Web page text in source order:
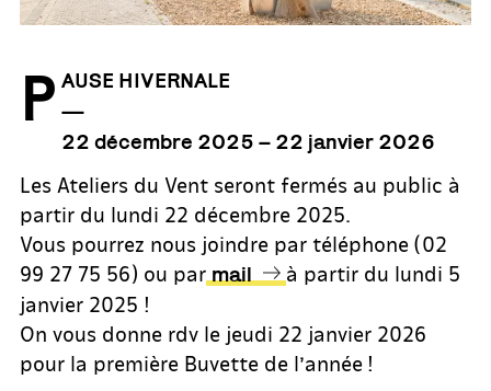
P AUSE HIVERNALE
—
22 décembre 2025 – 22 janvier 2026
Les Ateliers du Vent seront fermés au public à
partir du lundi 22 décembre 2025.
Vous pourrez nous joindre par téléphone (02
99 27 75 56) ou par mail
à partir du lundi 5
janvier 2025 !
On vous donne rdv le jeudi 22 janvier 2026
pour la première Buvette de l’année !